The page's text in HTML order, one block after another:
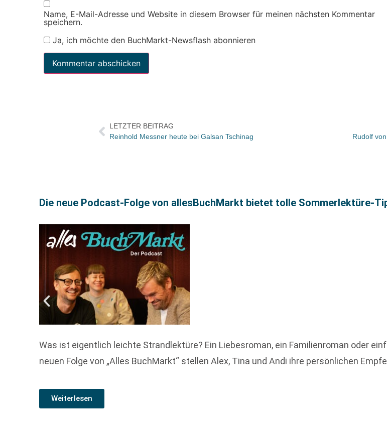
Name, E-Mail-Adresse und Website in diesem Browser für meinen nächsten Kommentar
speichern.
Ja, ich möchte den BuchMarkt-Newsflash abonnieren
LETZTER BEITRAG
Reinhold Messner heute bei Galsan Tschinag
Rudolf
Die neue Podcast-Folge von allesBuchMarkt bietet tolle Sommerlektüre-
Was ist eigentlich leichte Strandlektüre? Ein Liebesroman, ein Familienroman oder
neuen Folge von „Alles BuchMarkt“ stellen Alex, Tina und Andi ihre persönlichen
Weiterlesen